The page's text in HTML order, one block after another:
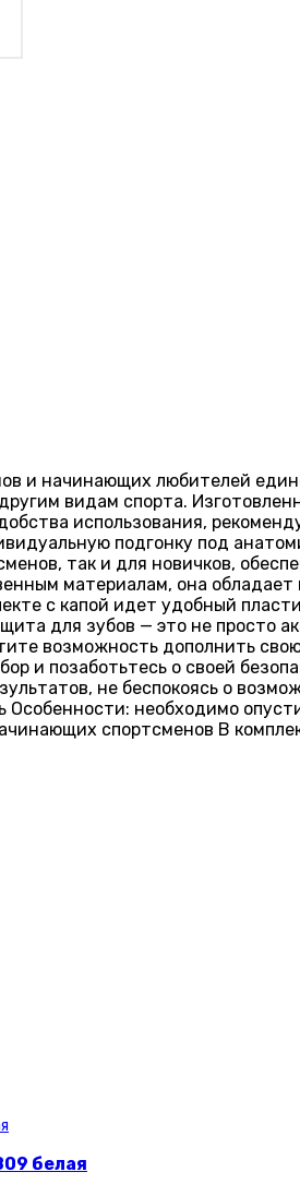
и начинающих любителей
видам спорта.
использования,
подгонку под
так и для новичков,
материалам, она
с капой идет удобный
для зубов — это не просто
возможность дополнить
и позаботьтесь о своей
не беспокоясь о
необходимо
спортсменов В
белая